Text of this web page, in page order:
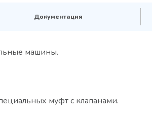
Документация
машины.
муфт с клапанами.